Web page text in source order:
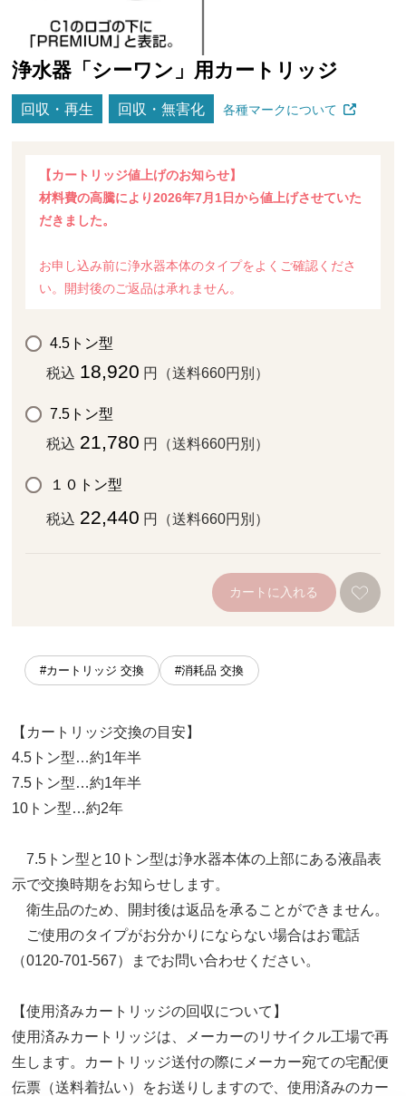
浄水器「シーワン」用カートリッジ
回収・再生 回収・無害化 各種マークについて
【カートリッジ値上げのお知らせ】
材料費の高騰により2026年7月1日から値上げさせていた
だきました。
お申し込み前に浄水器本体のタイプをよくご確認くださ
い。開封後のご返品は承れません。
4.5トン型
税込 18,920 円（送料660円別）
7.5トン型
税込 21,780 円（送料660円別）
１０トン型
税込 22,440 円（送料660円別）
カートに入れる
#カートリッジ 交換 #消耗品 交換
【カートリッジ交換の目安】
4.5トン型…約1年半
7.5トン型…約1年半
10トン型…約2年
7.5トン型と10トン型は浄水器本体の上部にある液晶表
示で交換時期をお知らせします。
衛生品のため、開封後は返品を承ることができません。
ご使用のタイプがお分かりにならない場合はお電話
（0120-701-567）までお問い合わせください。
【使用済みカートリッジの回収について】
使用済みカートリッジは、メーカーのリサイクル工場で再
生します。カートリッジ送付の際にメーカー宛ての宅配便
伝票（送料着払い）をお送りしますので、使用済みのカー